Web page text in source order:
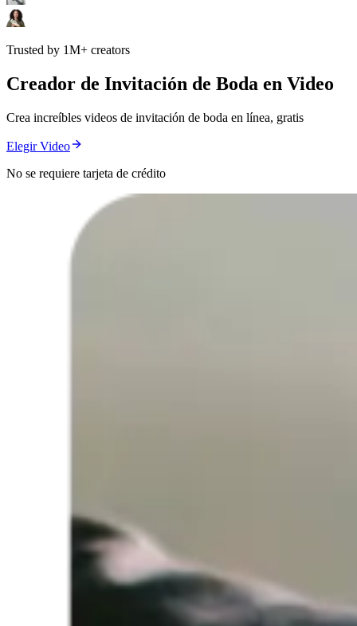
Trusted by 1M+ creators
Creador de Invitación de Boda en Video
Crea increíbles videos de invitación de boda en línea, gratis
Elegir Video
No se requiere tarjeta de crédito